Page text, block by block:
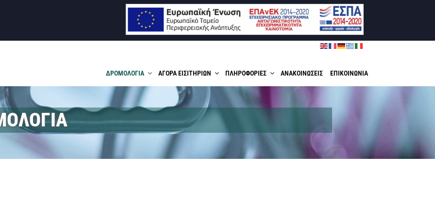
Α.Ε.
ΔΡΟΜΟΛΟΓΙΑ ΑΓΟΡΑ ΕΙΣΙΤΗΡΙΩΝ ΠΛΗΡΟΦΟΡΙΕΣ ΑΝΑΚΟΙΝΩΣΕΙΣ ΕΠΙΚΟΙΝΩΝΙΑ